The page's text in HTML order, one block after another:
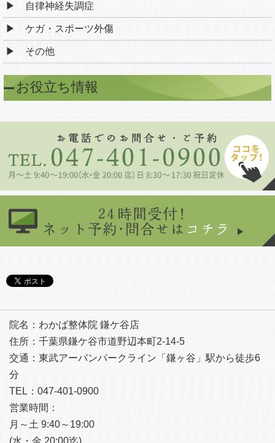
自律神経失調症
ケガ・スポーツ外傷
その他
お役立ち情報
院名：わかば整体院 鎌ケ谷店
住所：千葉県鎌ケ谷市道野辺本町2-14-5
交通：東武アーバンパークライン「鎌ヶ谷」駅から徒歩6
分
TEL：047-401-0900
営業時間：
月～土 9:40～19:00